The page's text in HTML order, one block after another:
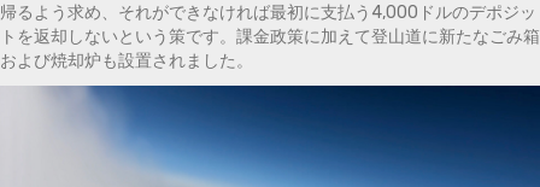
帰るよう求め、それができなければ最初に支払う4,000ドルのデポジッ
トを返却しないという策です。課金政策に加えて登山道に新たなごみ箱
および焼却炉も設置されました。